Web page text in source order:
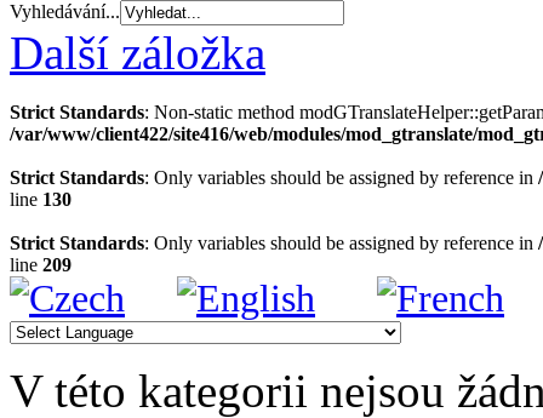
Vyhledávání...
Další záložka
Strict Standards: Non-static method
/var/www/client422/site416/web/modules/mod_gtranslate/
Strict Standards: Only variables should be assigned by reference in
line 130
Strict Standards: Only variables should be assigned by reference in
line 209
V této kategorii nejsou